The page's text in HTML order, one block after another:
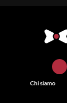
Chi siamo